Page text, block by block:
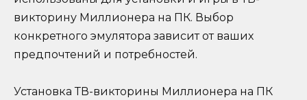
викторину Миллионера на ПК. Выбор
конкретного эмулятора зависит от ваших
предпочтений и потребностей.
Установка ТВ-викторины Миллионера на ПК